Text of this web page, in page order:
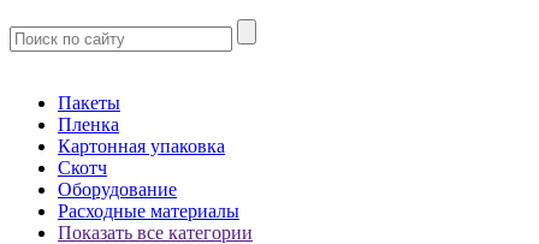
Пакеты
Пленка
Картонная упаковка
Скотч
Оборудование
Расходные материалы
Показать все категории